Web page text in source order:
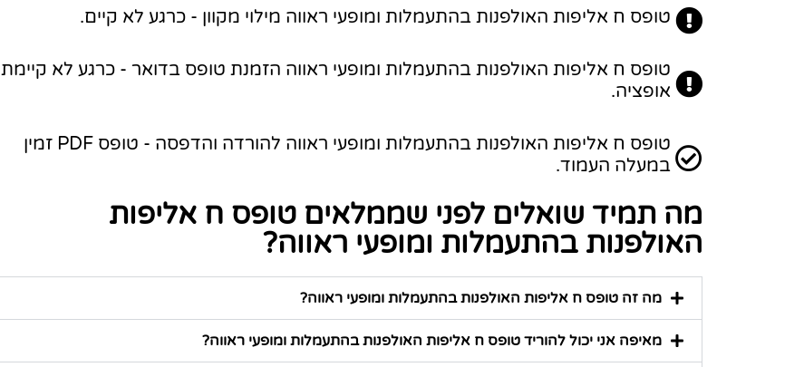
טופס ח אליפות האולפנות בהתעמלות ומופעי ראווה מילוי מקוון - כרגע לא קיים.
טופס ח אליפות האולפנות בהתעמלות ומופעי ראווה הזמנת טופס בדואר - כרגע לא קיימת
אופציה.
טופס ח אליפות האולפנות בהתעמלות ומופעי ראווה להורדה והדפסה - טופס PDF זמין
במעלה העמוד.
מה תמיד שואלים לפני שממלאים טופס ח אליפות
האולפנות בהתעמלות ומופעי ראווה?
מה זה טופס ח אליפות האולפנות בהתעמלות ומופעי ראווה?
מאיפה אני יכול להוריד טופס ח אליפות האולפנות בהתעמלות ומופעי ראווה?